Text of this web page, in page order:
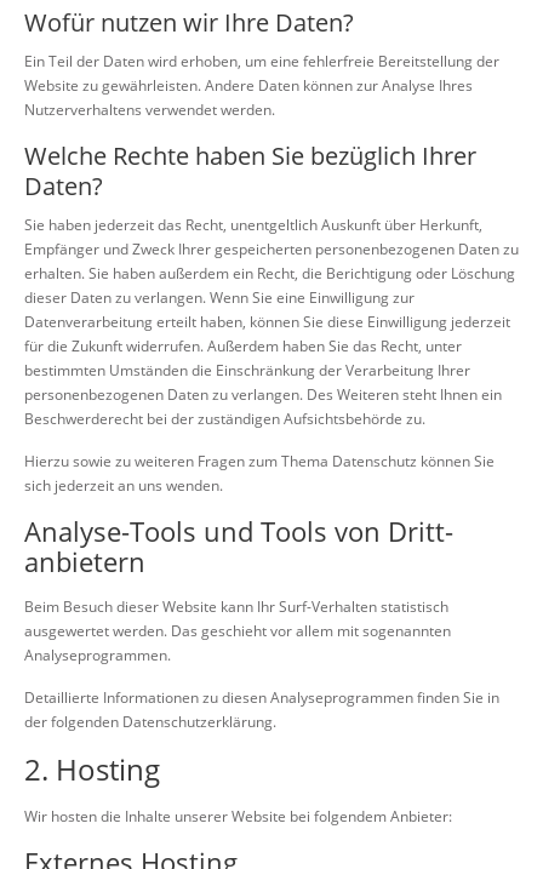
Wofür nutzen wir Ihre Daten?
Ein Teil der Daten wird erhoben, um eine fehlerfreie Bereitstellung der
Website zu gewährleisten. Andere Daten können zur Analyse Ihres
Nutzerverhaltens verwendet werden.
Welche Rechte haben Sie bezüglich Ihrer
Daten?
Sie haben jederzeit das Recht, unentgeltlich Auskunft über Herkunft,
Empfänger und Zweck Ihrer gespeicherten personenbezogenen Daten zu
erhalten. Sie haben außerdem ein Recht, die Berichtigung oder Löschung
dieser Daten zu verlangen. Wenn Sie eine Einwilligung zur
Datenverarbeitung erteilt haben, können Sie diese Einwilligung jederzeit
für die Zukunft widerrufen. Außerdem haben Sie das Recht, unter
bestimmten Umständen die Einschränkung der Verarbeitung Ihrer
personenbezogenen Daten zu verlangen. Des Weiteren steht Ihnen ein
Beschwerderecht bei der zuständigen Aufsichtsbehörde zu.
Hierzu sowie zu weiteren Fragen zum Thema Datenschutz können Sie
sich jederzeit an uns wenden.
Analyse-Tools und Tools von Dritt­
anbietern
Beim Besuch dieser Website kann Ihr Surf-Verhalten statistisch
ausgewertet werden. Das geschieht vor allem mit sogenannten
Analyseprogrammen.
Detaillierte Informationen zu diesen Analyseprogrammen finden Sie in
der folgenden Datenschutzerklärung.
2. Hosting
Wir hosten die Inhalte unserer Website bei folgendem Anbieter:
Externes Hosting